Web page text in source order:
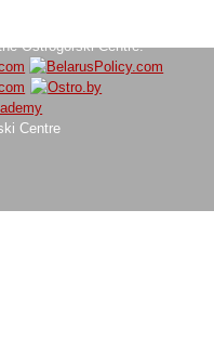
Ostrogorski Centre:
Centre